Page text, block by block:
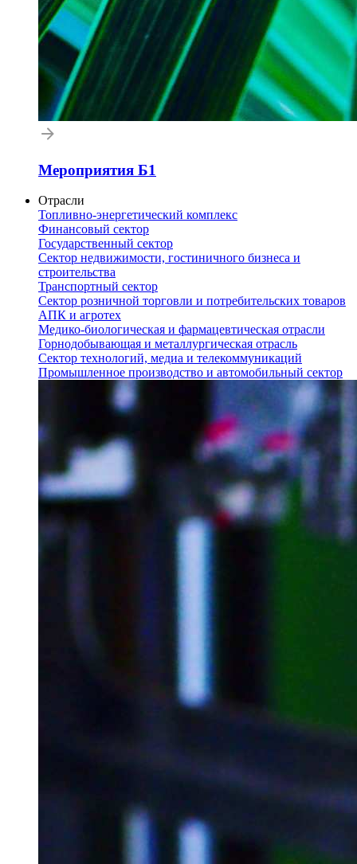
Мероприятия Б1
Отрасли
Топливно-энергетический комплекс
Финансовый сектор
Государственный сектор
Сектор недвижимости, гостиничного бизнеса и
строительства
Транспортный сектор
Сектор розничной торговли и потребительских товаров
АПК и агротех
Медико-биологическая и фармацевтическая отрасли
Горнодобывающая и металлургическая отрасль
Сектор технологий, медиа и телекоммуникаций
Промышленное производство и автомобильный сектор